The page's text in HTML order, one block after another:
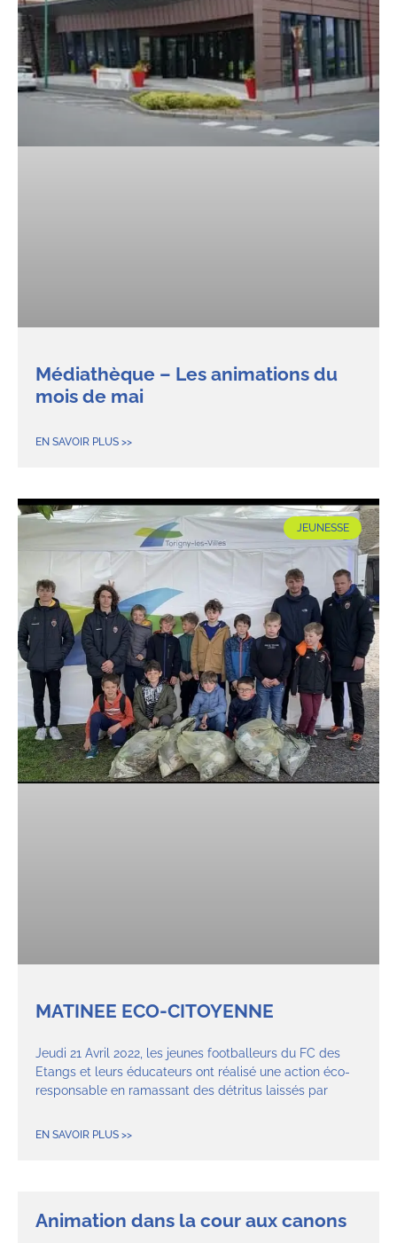
Médiathèque – Les animations du
mois de mai
EN SAVOIR PLUS >>
JEUNESSE
MATINEE ECO-CITOYENNE
Jeudi 21 Avril 2022, les jeunes footballeurs du FC des
Etangs et leurs éducateurs ont réalisé une action éco-
responsable en ramassant des détritus laissés par
EN SAVOIR PLUS >>
Animation dans la cour aux canons